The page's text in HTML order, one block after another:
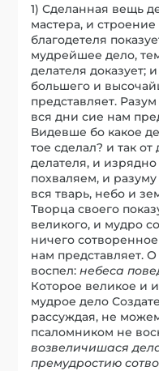
1) Сделанная вещь
мастера, и
благодетеля
мудрейшее дело,
делателя доказует;
большего и
представляет.
вся дни сие нам
Видевше бо какое
тое сделал? и так
делателя, и
похваляем, и
вся тварь, небо и
Творца своего
великого, и мудро
ничего
нам представляет.
воспел:небеса
Которое великое и
мудрое дело
рассуждая, не
псаломником не
возвеличишася де
премудростию